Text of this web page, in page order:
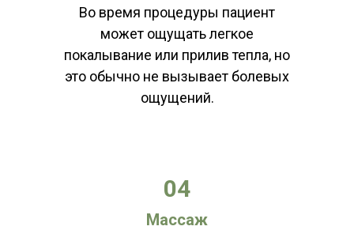
Во время процедуры пациент
может ощущать легкое
покалывание или прилив тепла, но
это обычно не вызывает болевых
ощущений.
04
Массаж
КОНТАКТЫ
г. Краснодар, ул. Красная, 72/1
пн-вс 10:00 - 20:00
*без перерыва на обед
ЗАПИСАТЬСЯ НА ПРОЦЕДУРУ